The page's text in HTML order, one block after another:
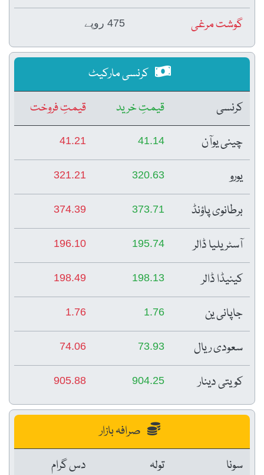
گوشت مرغی 475 روپے
کرنسی مارکیٹ
کرنسی
قیمتِ خرید
قیمتِ فروخت
چینی یوآن
41.14
41.21
یورو 320.63
321.21
برطانوی پاؤنڈ 373.71
374.39
آسٹریلیا ڈالر 195.74
196.10
کینیڈا ڈالر 198.13
198.49
جاپانی ین 1.76
1.76
سعودی ریال 73.93
74.06
کویتی دینار 904.25
905.88
صرافہ بازار
سونا
تولہ
دس گرام